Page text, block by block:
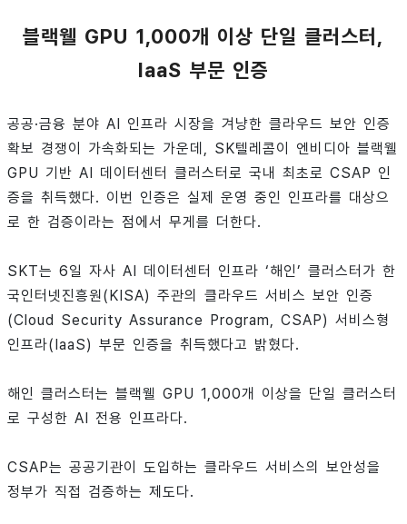
블랙웰 GPU 1,000개 이상 단일 클러스터,
IaaS 부문 인증
공공·금융 분야 AI 인프라 시장을 겨냥한 클라우드 보안 인증
확보 경쟁이 가속화되는 가운데, SK텔레콤이 엔비디아 블랙웰
GPU 기반 AI 데이터센터 클러스터로 국내 최초로 CSAP 인
증을 취득했다. 이번 인증은 실제 운영 중인 인프라를 대상으
로 한 검증이라는 점에서 무게를 더한다.
SKT는 6일 자사 AI 데이터센터 인프라 ‘해인’ 클러스터가 한
국인터넷진흥원(KISA) 주관의 클라우드 서비스 보안 인증
(Cloud Security Assurance Program, CSAP) 서비스형
인프라(IaaS) 부문 인증을 취득했다고 밝혔다.
해인 클러스터는 블랙웰 GPU 1,000개 이상을 단일 클러스터
로 구성한 AI 전용 인프라다.
CSAP는 공공기관이 도입하는 클라우드 서비스의 보안성을
정부가 직접 검증하는 제도다.